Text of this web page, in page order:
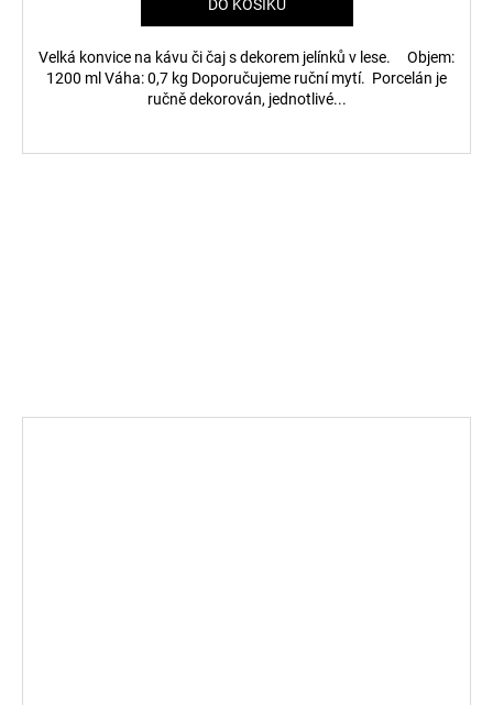
DO KOŠÍKU
Velká konvice na kávu či čaj s dekorem jelínků v lese. Objem:
1200 ml Váha: 0,7 kg Doporučujeme ruční mytí. Porcelán je
ručně dekorován, jednotlivé...